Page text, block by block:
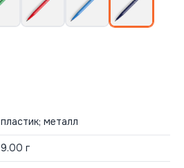
пластик; металл
9.00 г